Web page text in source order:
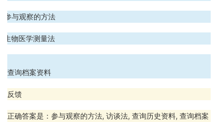
参与观察的方法
生物医学测量法
查询档案资料
反馈
正确答案是：参与观察的方法, 访谈法, 查询历史资料, 查询档案